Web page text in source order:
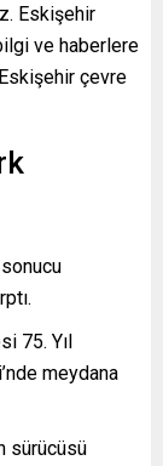
Eskişehir
ve haberlere
çevre
75. Yıl
meydana
sürücüsü